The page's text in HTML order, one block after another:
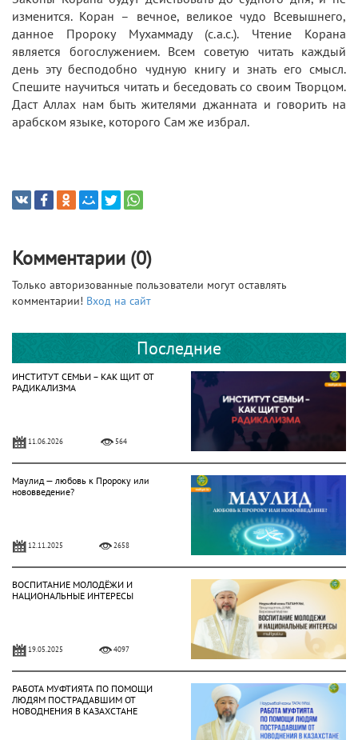
изменится. Коран – вечное, великое чудо Всевышнего,
данное Пророку Мухаммаду (с.а.с.). Чтение Корана
является богослужением. Всем советую читать каждый
день эту бесподобно чудную книгу и знать его смысл.
Спешите научиться читать и беседовать со своим Творцом.
Даст Аллах нам быть жителями джанната и говорить на
арабском языке, которого Сам же избрал.
Комментарии (0)
Только авторизованные пользователи могут оставлять
комментарии! Вход на сайт
Последние
ИНСТИТУТ СЕМЬИ – КАК ЩИТ ОТ
РАДИКАЛИЗМА
11.06.2026 564
Маулид — любовь к Пророку или
нововведение?
12.11.2025 2658
ВОСПИТАНИЕ МОЛОДЁЖИ И
НАЦИОНАЛЬНЫЕ ИНТЕРЕСЫ
19.05.2025 4097
РАБОТА МУФТИЯТА ПО ПОМОЩИ
ЛЮДЯМ ПОСТРАДАВШИМ ОТ
НОВОДНЕНИЯ В КАЗАХСТАНЕ